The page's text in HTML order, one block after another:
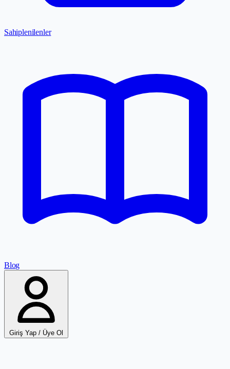
Sahiplenilenler
Blog
Giriş Yap / Üye Ol